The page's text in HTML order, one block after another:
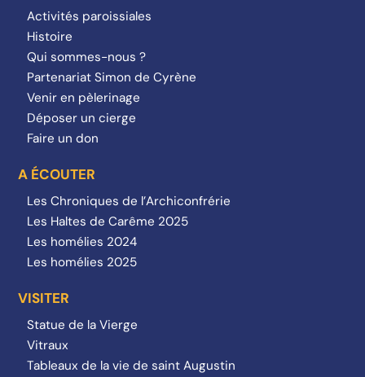
Activités paroissiales
Histoire
Qui sommes-nous ?
Partenariat Simon de Cyrène
Venir en pèlerinage
Déposer un cierge
Faire un don
A ÉCOUTER
Les Chroniques de l’Archiconfrérie
Les Haltes de Carême 2025
Les homélies 2024
Les homélies 2025
VISITER
Statue de la Vierge
Vitraux
Tableaux de la vie de saint Augustin